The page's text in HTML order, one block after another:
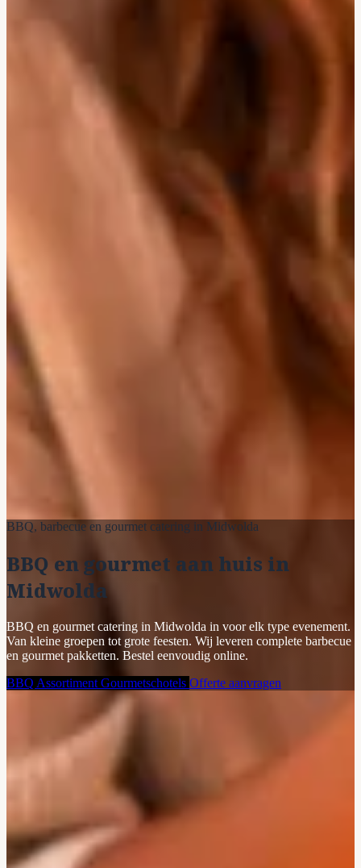
BBQ, barbecue en gourmet catering in Midwolda
BBQ en gourmet aan huis in
Midwolda
BBQ en gourmet catering in Midwolda in voor elk type evenement.
Van kleine groepen tot grote feesten. Wij leveren complete barbecue
en gourmet pakketten. Bestel eenvoudig online.
BBQ Assortiment Gourmetschotels Offerte aanvragen